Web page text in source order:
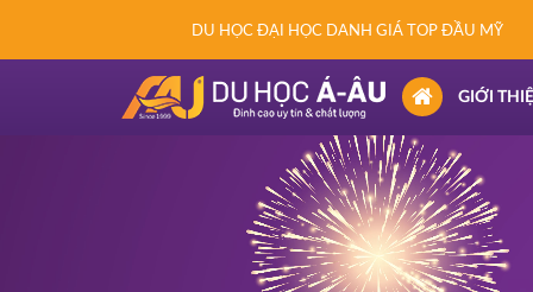
DU HỌC ĐẠI HỌC DANH GIÁ TOP ĐẦU MỸ
(CURRENT)
GIỚI